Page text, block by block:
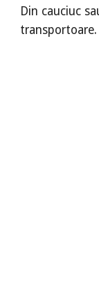
Din cauciuc
transportoare.